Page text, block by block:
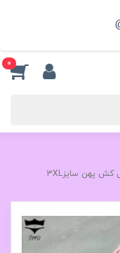
0
شورت نخی پادار زنانه تمام طرح دار هندوانه غزل کش پهن سایز3XL